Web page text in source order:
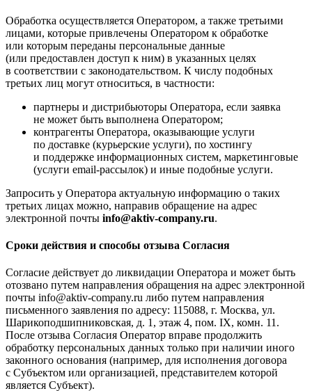
Обработка осуществляется Оператором, а также третьими
лицами, которые привлечены Оператором к обработке
или которым переданы персональные данные
(или предоставлен доступ к ним) в указанных целях
в соответствии с законодательством. К числу подобных
третьих лиц могут относиться, в частности:
партнеры и дистрибьюторы Оператора, если заявка
не может быть выполнена Оператором;
контрагенты Оператора, оказывающие услуги
по доставке (курьерские услуги), по хостингу
и поддержке информационных систем, маркетинговые
(услуги email-рассылок) и иные подобные услуги.
Запросить у Оператора актуальную информацию о таких
третьих лицах можно, направив обращение на адрес
электронной почты info@aktiv-company.ru.
Сроки действия и способы отзыва Согласия
Cогласие действует до ликвидации Оператора и может быть
отозвано путем направления обращения на адрес электронной
почты info@aktiv-company.ru либо путем направления
письменного заявления по адресу: 115088, г. Москва, ул.
Шарикоподшипниковская, д. 1, этаж 4, пом. IX, комн. 11.
После отзыва Согласия Оператор вправе продолжить
обработку персональных данных только при наличии иного
законного основания (например, для исполнения договора
с Субъектом или организацией, представителем которой
является Субъект).